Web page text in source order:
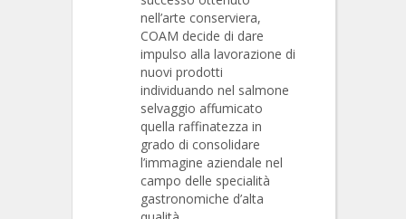
nell’arte conserviera,
COAM decide di dare
impulso alla lavorazione di
nuovi prodotti
individuando nel salmone
selvaggio affumicato
quella raffinatezza in
grado di consolidare
l’immagine aziendale nel
campo delle specialità
gastronomiche d’alta